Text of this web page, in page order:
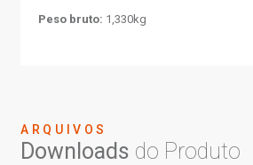
Peso bruto: 1,330kg
ARQUIVOS
Downloads do Produto